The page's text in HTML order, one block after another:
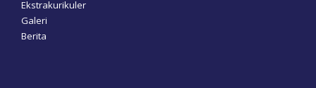
Ekstrakurikuler
Galeri
Berita